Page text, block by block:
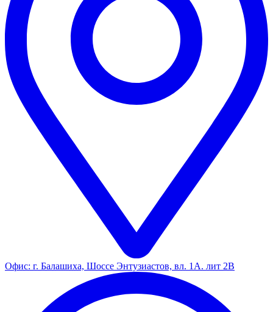
Офис: г. Балашиха, Шоссе Энтузиастов, вл. 1А. лит 2В